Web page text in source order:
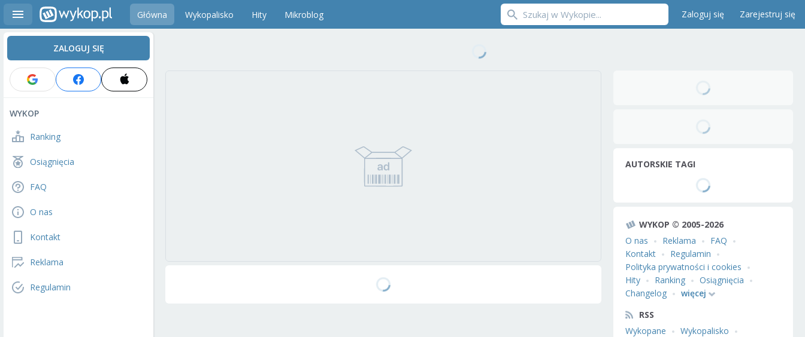
Główna Wykopalisko Hity Mikroblog Zaloguj się Zarejestruj się
ZALOGUJ SIĘ
WYKOP
Ranking
Osiągnięcia
FAQ
O nas
Kontakt
Reklama
Regulamin
AUTORSKIE TAGI
WYKOP © 2005-2026
O nas
Reklama
FAQ
Kontakt
Regulamin
Polityka prywatności i cookies
Hity
Ranking
Osiągnięcia
Changelog
więcej
RSS
Wykopane
Wykopalisko